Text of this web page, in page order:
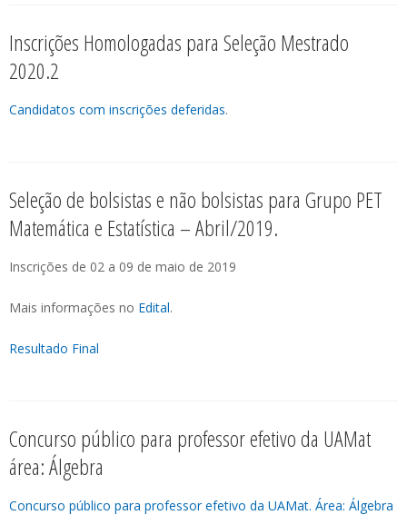
Inscrições Homologadas para Seleção Mestrado
2020.2
Candidatos com inscrições deferidas.
Seleção de bolsistas e não bolsistas para Grupo PET
Matemática e Estatística – Abril/2019.
Inscrições de 02 a 09 de maio de 2019
Mais informações no Edital.
Resultado Final
Concurso público para professor efetivo da UAMat
área: Álgebra
Concurso público para professor efetivo da UAMat. Área: Álgebra